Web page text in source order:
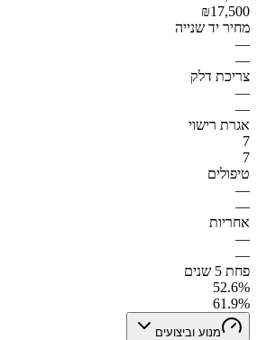
₪17,500
מחיר יד שנייה
—
—
צריכת דלק
—
—
אגרת רישוי
7
7
טיפולים
—
—
אחריות
—
—
פחת 5 שנים
52.6%
61.9%
מנוע וביצועים